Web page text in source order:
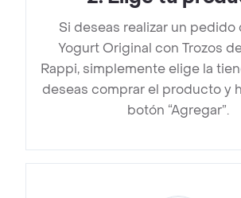
Si deseas realizar un pedido
Yogurt Original con Trozos
Rappi, simplemente elige la
deseas comprar el producto y
botón “Agregar”.